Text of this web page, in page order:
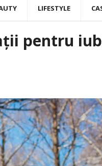
LIFESTYLE
pentru